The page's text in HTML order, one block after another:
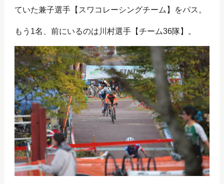
ていた兼子選手【スワコレーシングチーム】をパス。
もう1名、前にいるのは川村選手【チーム36隊】。